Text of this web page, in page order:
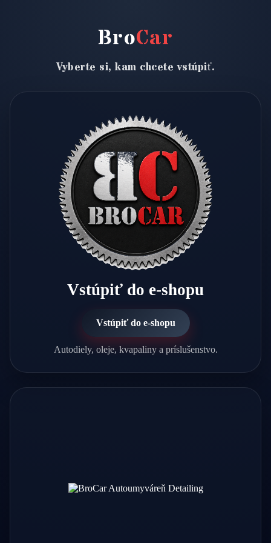
BroCar
Vyberte si, kam chcete vstúpiť.
Vstúpiť do e-shopu
Vstúpiť do e-shopu
Autodiely, oleje, kvapaliny a príslušenstvo.